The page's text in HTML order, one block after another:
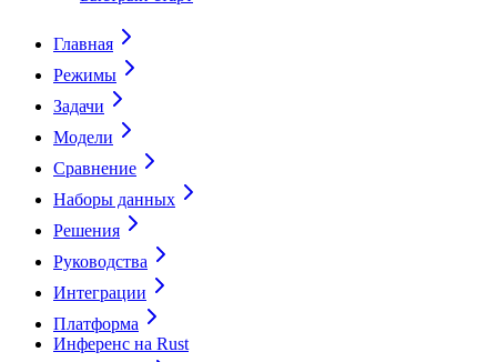
Главная
Режимы
Задачи
Модели
Сравнение
Наборы данных
Решения
Руководства
Интеграции
Платформа
Инференс на Rust